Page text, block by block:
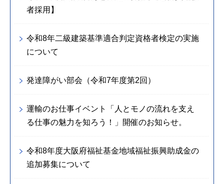
者採用】
令和8年二級建築基準適合判定資格者検定の実施
について
発達障がい部会（令和7年度第2回）
運輸のお仕事イベント「人とモノの流れを支え
る仕事の魅力を知ろう！」開催のお知らせ。
令和8年度大阪府福祉基金地域福祉振興助成金の
追加募集について